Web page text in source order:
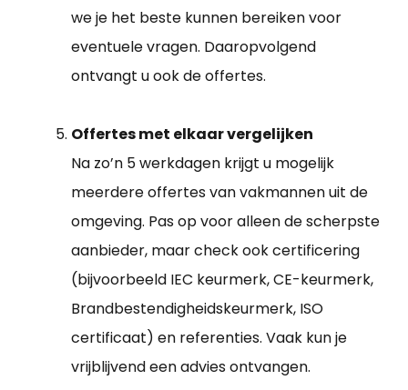
we je het beste kunnen bereiken voor
eventuele vragen. Daaropvolgend
ontvangt u ook de offertes.
Offertes met elkaar vergelijken
Na zo’n 5 werkdagen krijgt u mogelijk
meerdere offertes van vakmannen uit de
omgeving. Pas op voor alleen de scherpste
aanbieder, maar check ook certificering
(bijvoorbeeld IEC keurmerk, CE-keurmerk,
Brandbestendigheidskeurmerk, ISO
certificaat) en referenties. Vaak kun je
vrijblijvend een advies ontvangen.